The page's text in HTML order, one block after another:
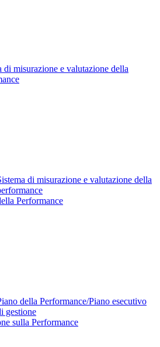
di misurazione e valutazione della
di misurazione e valutazione della
Performance
della Performance/Piano esecutivo
gestione
sulla Performance